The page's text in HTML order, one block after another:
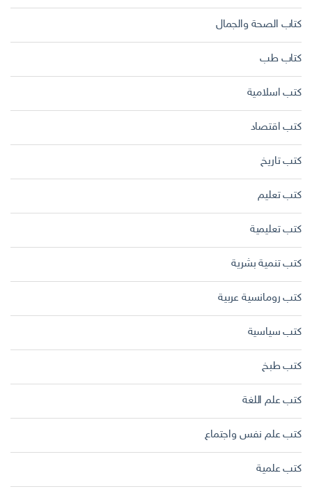
كتاب الصحة والجمال
كتاب طب
كتب اسلامية
كتب اقتصاد
كتب تاريخ
كتب تعليم
كتب تعليمية
كتب تنمية بشرية
كتب رومانسية عربية
كتب سياسية
كتب طبخ
كتب علم اللغة
كتب علم نفس واجتماع
كتب علمية